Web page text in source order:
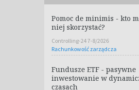
Pomoc de minimis - kto
niej skorzystać?
Controlling-24 7-8/2026
Rachunkowość zarządcza
Fundusze ETF - pasywne
inwestowanie w
czasach